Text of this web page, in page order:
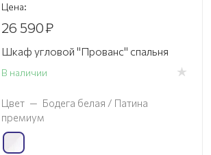
Цена:
26 590₽
Шкаф угловой "Прованс" спальня
В наличии
Цвет — Бодега белая / Патина
премиум